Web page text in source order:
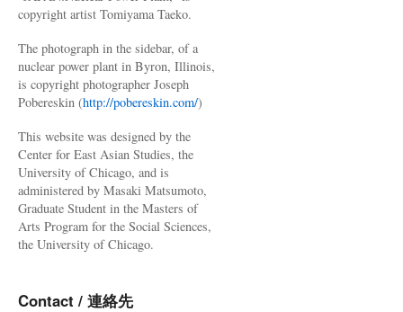
copyright artist Tomiyama Taeko.
The photograph in the sidebar, of a
nuclear power plant in Byron, Illinois,
is copyright photographer Joseph
Pobereskin (http://pobereskin.com/)
This website was designed by the
Center for East Asian Studies, the
University of Chicago, and is
administered by Masaki Matsumoto,
Graduate Student in the Masters of
Arts Program for the Social Sciences,
the University of Chicago.
Contact / 連絡先